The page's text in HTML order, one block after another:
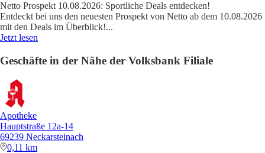
Netto Prospekt 10.08.2026: Sportliche Deals entdecken!
Entdeckt bei uns den neuesten Prospekt von Netto ab dem 10.08.2026
mit den Deals im Überblick!...
Jetzt lesen
Geschäfte in der Nähe der Volksbank Filiale
Apotheke
Hauptstraße 12a-14
69239 Neckarsteinach
0,11 km